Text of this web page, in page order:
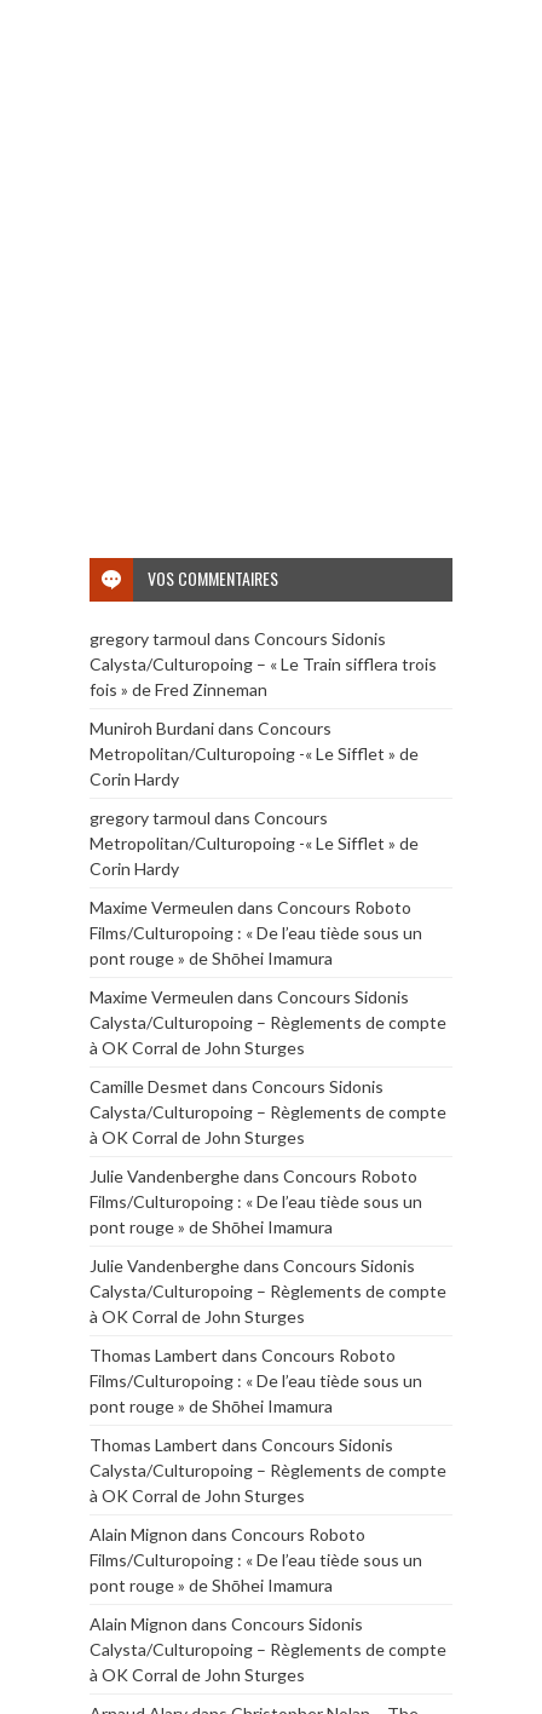
VOS COMMENTAIRES
gregory tarmoul dans Concours Sidonis
Calysta/Culturopoing – « Le Train sifflera trois
fois » de Fred Zinneman
Muniroh Burdanidans Concours
Metropolitan/Culturopoing -« Le Sifflet » de
Corin Hardy
gregory tarmoul dans Concours
Metropolitan/Culturopoing -« Le Sifflet » de
Corin Hardy
Maxime Vermeulen dans Concours Roboto
Films/Culturopoing : « De l’eau tiède sous un
pont rouge » de Shōhei Imamura
Maxime Vermeulen dans Concours Sidonis
Calysta/Culturopoing – Règlements de compte
à OK Corral de John Sturges
Camille Desmet dans Concours Sidonis
Calysta/Culturopoing – Règlements de compte
à OK Corral de John Sturges
Julie Vandenberghedans Concours Roboto
Films/Culturopoing : « De l’eau tiède sous un
pont rouge » de Shōhei Imamura
Julie Vandenberghedans Concours Sidonis
Calysta/Culturopoing – Règlements de compte
à OK Corral de John Sturges
Thomas Lambert dans Concours Roboto
Films/Culturopoing : « De l’eau tiède sous un
pont rouge » de Shōhei Imamura
Thomas Lambert dans Concours Sidonis
Calysta/Culturopoing – Règlements de compte
à OK Corral de John Sturges
Alain Mignon dans Concours Roboto
Films/Culturopoing : « De l’eau tiède sous un
pont rouge » de Shōhei Imamura
Alain Mignon dans Concours Sidonis
Calysta/Culturopoing – Règlements de compte
à OK Corral de John Sturges